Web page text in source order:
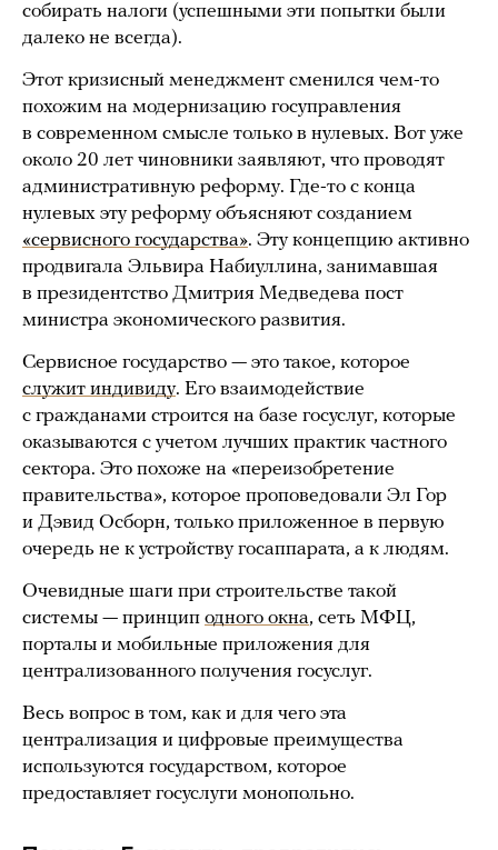
собирать налоги (успешными эти попытки были
далеко не всегда).
Этот кризисный менеджмент сменился чем-то
похожим на модернизацию госуправления
в современном смысле только в нулевых. Вот уже
около 20 лет чиновники заявляют, что проводят
административную реформу. Где-то с конца
нулевых эту реформу объясняют созданием
«сервисного государства». Эту концепцию активно
продвигала Эльвира Набиуллина, занимавшая
в президентство Дмитрия Медведева пост
министра экономического развития.
Сервисное государство — это такое, которое
служит индивиду. Его взаимодействие
с гражданами строится на базе госуслуг, которые
оказываются с учетом лучших практик частного
сектора. Это похоже на «переизобретение
правительства», которое проповедовали Эл Гор
и Дэвид Осборн, только приложенное в первую
очередь не к устройству госаппарата, а к людям.
Очевидные шаги при строительстве такой
системы — принцип одного окна, сеть МФЦ,
порталы и мобильные приложения для
централизованного получения госуслуг.
Весь вопрос в том, как и для чего эта
централизация и цифровые преимущества
используются государством, которое
предоставляет госуслуги монопольно.